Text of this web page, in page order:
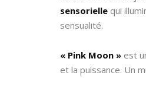
sensorielle qui
sensualité.
« Pink Moon » est
et la puissance. Un